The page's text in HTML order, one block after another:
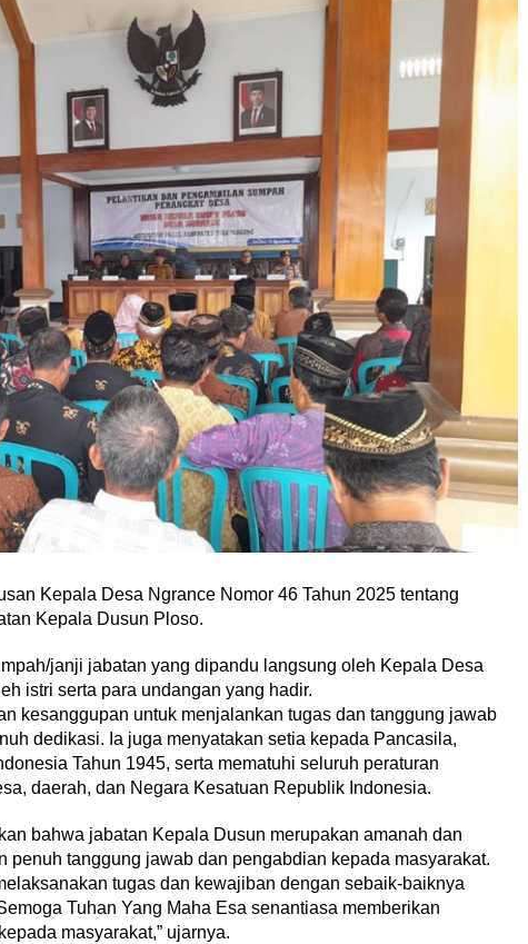
Kepala Desa Ngrance Nomor 46 Tahun 2025 tentang
Kepala Dusun Ploso.
janji jabatan yang dipandu langsung oleh Kepala Desa
istri serta para undangan yang hadir.
kesanggupan untuk menjalankan tugas dan tanggung jawab
dedikasi. Ia juga menyatakan setia kepada Pancasila,
Tahun 1945, serta mematuhi seluruh peraturan
daerah, dan Negara Kesatuan Republik Indonesia.
bahwa jabatan Kepala Dusun merupakan amanah dan
penuh tanggung jawab dan pengabdian kepada masyarakat.
tugas dan kewajiban dengan sebaik-baiknya
Tuhan Yang Maha Esa senantiasa memberikan
masyarakat,” ujarnya.